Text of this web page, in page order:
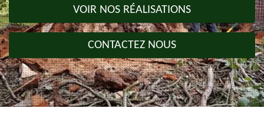
VOIR NOS RÉALISATIONS
CONTACTEZ NOUS